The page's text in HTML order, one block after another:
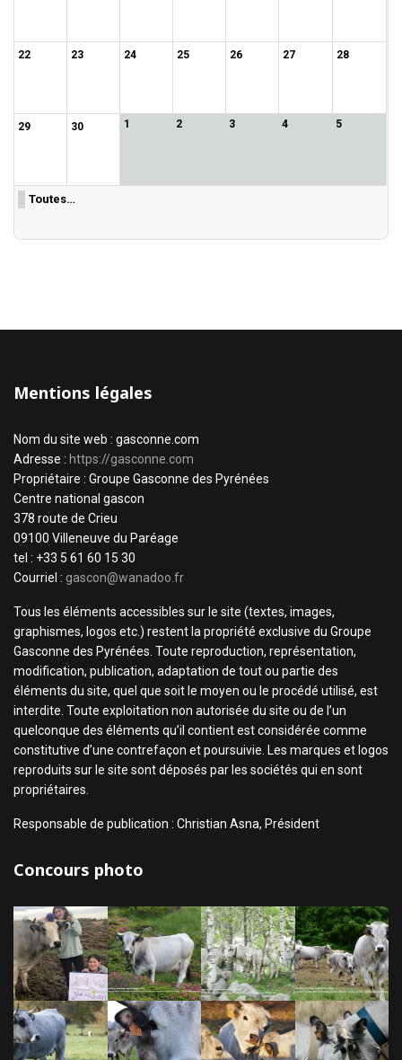
22 23 24 25 26 27 28
29 30 1 2 3 4 5
Toutes…
Mentions légales
Nom du site web : gasconne.com
Adresse : https://gasconne.com
Propriétaire : Groupe Gasconne des Pyrénées
Centre national gascon
378 route de Crieu
09100 Villeneuve du Paréage
tel : +33 5 61 60 15 30
Courriel : gascon@wanadoo.fr
Tous les éléments accessibles sur le site (textes, images,
graphismes, logos etc.) restent la propriété exclusive du Groupe
Gasconne des Pyrénées. Toute reproduction, représentation,
modification, publication, adaptation de tout ou partie des
éléments du site, quel que soit le moyen ou le procédé utilisé, est
interdite. Toute exploitation non autorisée du site ou de l’un
quelconque des éléments qu’il contient est considérée comme
constitutive d’une contrefaçon et poursuivie. Les marques et logos
reproduits sur le site sont déposés par les sociétés qui en sont
propriétaires.
Responsable de publication : Christian Asna, Président
Concours photo